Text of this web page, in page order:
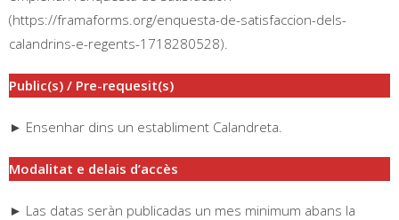
(https://framaforms.org/enquesta-de-satisfaccion-dels-
calandrins-e-regents-1718280528).
Public(s) / Pre-requesit(s)
► Ensenhar dins un establiment Calandreta.
Modalitat e delais d’accès
► Las datas seràn publicadas un mes minimum abans la